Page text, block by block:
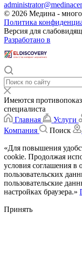
© 2026 Медина -
Политика
Версия для
Разработано в
Имеются
специалиста
Главная
Услуги
Компания
Поиск
«Для повышения
cookie. Продолжая
условия соглашения в
пользовательских
пользовательские
настройках браузера.»
Принять